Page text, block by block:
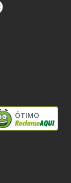
ÓTIMO